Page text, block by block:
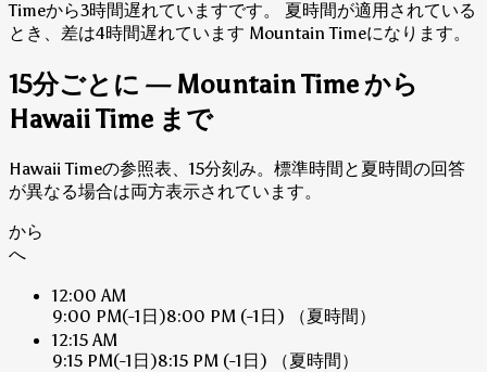
Timeから3時間遅れていますです。
夏時間が適用されている
とき、差は4時間遅れています Mountain Timeになります。
15分ごとに — Mountain Time から
Hawaii Time まで
Hawaii Timeの参照表、15分刻み。標準時間と夏時間の回答
が異なる場合は両方表示されています。
から
へ
12:00 AM
9:00 PM(-1日)8:00 PM (-1日)
（夏時間）
12:15 AM
9:15 PM(-1日)8:15 PM (-1日)
（夏時間）